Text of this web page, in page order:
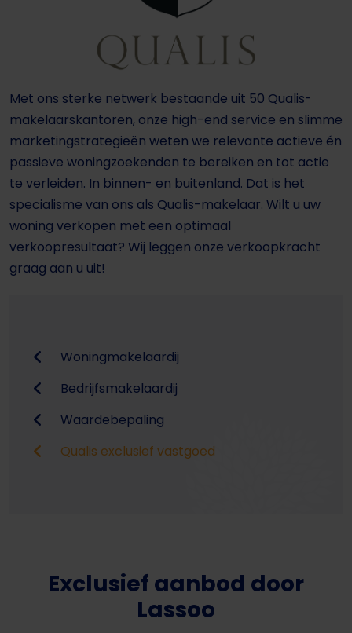
Met ons sterke netwerk bestaande uit 50 Qualis-
makelaarskantoren, onze high-end service en slimme
marketingstrategieën weten we relevante actieve én
passieve woningzoekenden te bereiken en tot actie
te verleiden. In binnen- en buitenland. Dat is het
specialisme van ons als Qualis-makelaar. Wilt u uw
woning verkopen met een optimaal
verkoopresultaat? Wij leggen onze verkoopkracht
graag aan u uit!
Woningmakelaardij
Bedrijfsmakelaardij
Waardebepaling
Qualis exclusief vastgoed
Exclusief aanbod door
Lassoo